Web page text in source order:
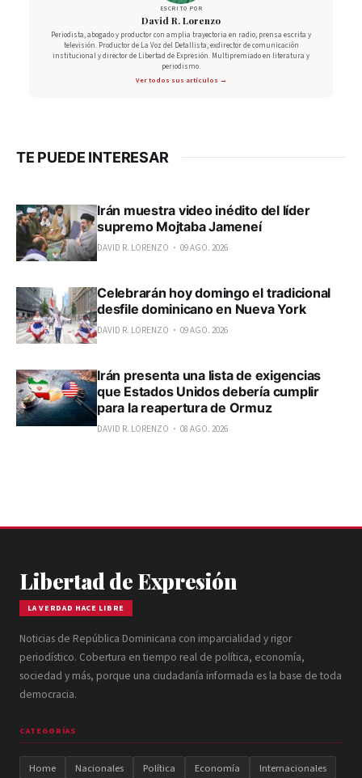
ESCRITO POR
David R. Lorenzo
Periodista, abogado y productor con amplia trayectoria en radio, prensa escrita y
televisión. Productor de La Voz del Detallista, exdirector de comunicación
institucional y director de Libertad de Expresión. Multipremiado en literatura y
periodismo.
Ver todos sus artículos →
TE PUEDE INTERESAR
Irán muestra video inédito del líder
supremo Mojtaba Jameneí
DAVID R. LORENZO 09 AGO. 2026
Celebrarán hoy domingo el tradicional
desfile dominicano en Nueva York
DAVID R. LORENZO 09 AGO. 2026
Irán presenta una lista de exigencias
que Estados Unidos debería cumplir
para la reapertura de Ormuz
DAVID R. LORENZO 08 AGO. 2026
Libertad de Expresión
LA VERDAD HACE LIBRE
Noticias de República Dominicana con imparcialidad y rigor
periodístico. Cobertura en tiempo real de política, economía,
sociedad y más, porque una ciudadanía informada es la base de toda
democracia.
CATEGORÍAS
Home Nacionales Política Economía
Internacionales